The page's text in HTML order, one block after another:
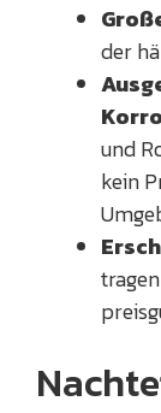
der
und
kein